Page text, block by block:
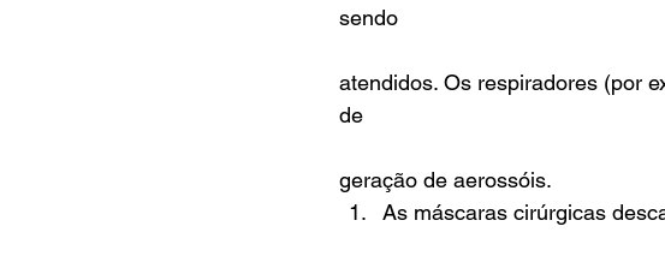
sendo
atendidos. Os respiradores (por
de
geração de aerossóis.
As máscaras cirúrgicas